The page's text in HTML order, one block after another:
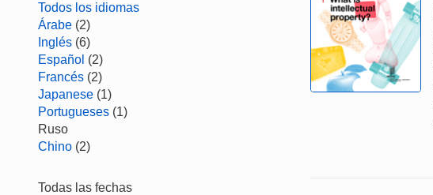
Todos los idiomas
Árabe (2)
Inglés (6)
Español (2)
Francés (2)
Japanese (1)
Portugueses (1)
Ruso
Chino (2)
Todas las fechas